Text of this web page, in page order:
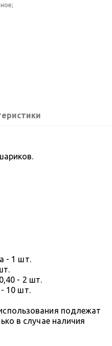
- 1 шт.
- 2 шт.
- 10 шт.
подлежат
в случае наличия